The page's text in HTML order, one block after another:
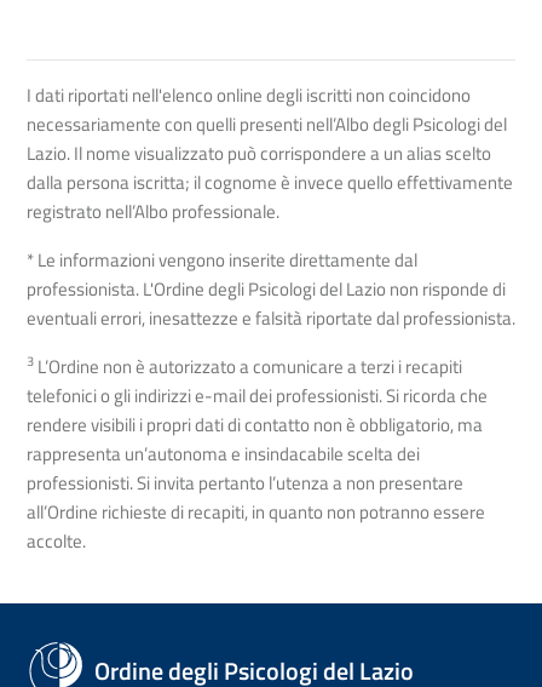
I dati riportati nell'elenco online degli iscritti non coincidono
necessariamente con quelli presenti nell’Albo degli Psicologi del
Lazio. Il nome visualizzato può corrispondere a un alias scelto
dalla persona iscritta; il cognome è invece quello effettivamente
registrato nell’Albo professionale.
* Le informazioni vengono inserite direttamente dal
professionista. L'Ordine degli Psicologi del Lazio non risponde di
eventuali errori, inesattezze e falsità riportate dal professionista.
3 L’Ordine non è autorizzato a comunicare a terzi i recapiti
telefonici o gli indirizzi e-mail dei professionisti. Si ricorda che
rendere visibili i propri dati di contatto non è obbligatorio, ma
rappresenta un’autonoma e insindacabile scelta dei
professionisti. Si invita pertanto l’utenza a non presentare
all’Ordine richieste di recapiti, in quanto non potranno essere
accolte.
Ordine degli Psicologi del Lazio